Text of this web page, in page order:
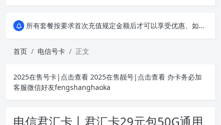
所有套餐按要求首次充值规定金额后才可以享受优惠、如遇办卡失败，重新申请其他套餐流量卡，或申请其它运营商的手机流量卡套餐！本平台所有产品均为四大运营商、移动、联通、电信、广电正规卡，和营业厅办理的卡没有任何区别，您可以拨打人工客服或者登录线上营业厅均可查询！
首页 电信号卡 正文
2025在售号卡|点击查看 2025在售靓号|点击查看 办卡务必加
客服微信好友fengshanghaoka
电信君汇卡丨君汇卡29元包50G通用